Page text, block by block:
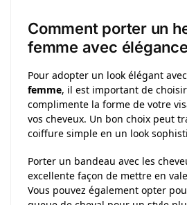
Comment porter un
femme avec
Pour adopter un look élégant
femme, il est important de
complimente la forme de votre
vos cheveux. Un bon choix peut
coiffure simple en un look
Porter un bandeau avec les
excellente façon de mettre en
Vous pouvez également opter